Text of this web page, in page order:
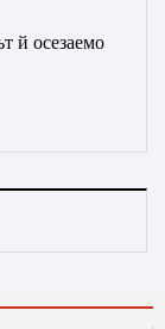
й осезаемо